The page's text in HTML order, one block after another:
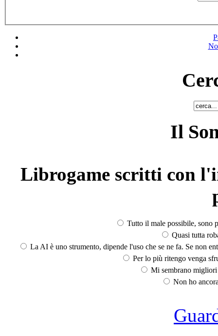
Il
Librogame scritti con
Tutto il male possibile, sono
Quasi tutta
La AI è uno strumento, dipende l'uso che se ne fa. Se non
Per lo più ritengo venga
Mi sembrano
Non ho